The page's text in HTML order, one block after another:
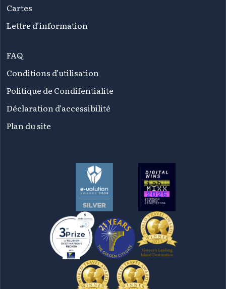
Cartes
Lettre d’information
FAQ
Conditions d’utilisation
Politique de Condifentialite
Déclaration d’accessibilité
Plan du site